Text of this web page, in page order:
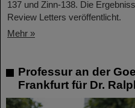
137 und Zinn-138. Die
Review Letters veröffentlicht.
Mehr »
Professur an der
Frankfurt für Dr.